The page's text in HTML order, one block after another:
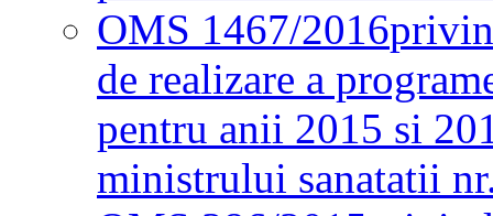
OMS 1467/2016
de realizare a
pentru anii 2015 si
ministrului sanatatii